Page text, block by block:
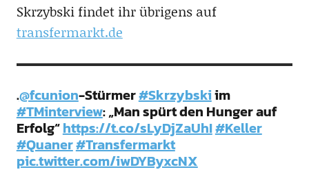
Skrzybski findet ihr übrigens auf
transfermarkt.de
.@fcunion-Stürmer#Skrzybskiim
#TMinterview: „Man spürt den Hunger auf
Erfolg“https://t.co/sLyDjZaUhI#Keller
#Quaner#Transfermarkt
pic.twitter.com/iwDYByxcNX